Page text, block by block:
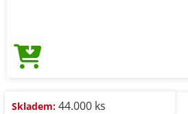
Skladem: 44.000 ks